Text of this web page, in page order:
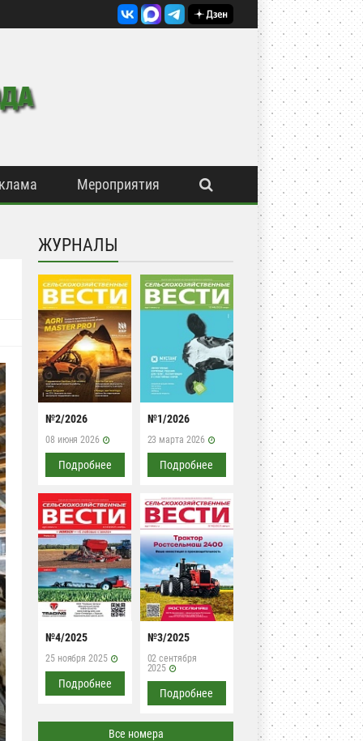
Мероприятия
ЖУРНАЛЫ
№2/2026
08 июня 2026
Подробнее
№1/2026
23 марта 2026
Подробнее
№4/2025
25 ноября 2025
Подробнее
№3/2025
02 сентября
2025
Подробнее
Все номера